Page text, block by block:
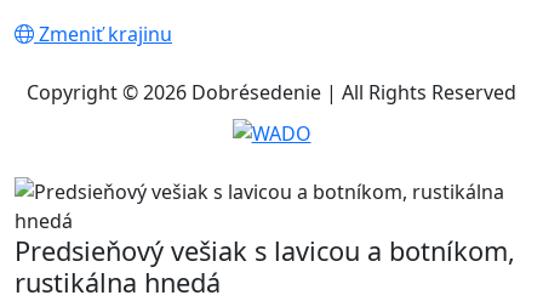
Zmeniť krajinu
Copyright © 2026 Dobrésedenie | All Rights Reserved
Predsieňový vešiak s lavicou a botníkom,
rustikálna hnedá